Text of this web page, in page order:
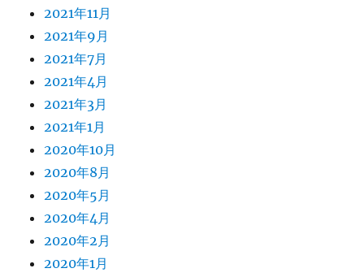
2021年11月
2021年9月
2021年7月
2021年4月
2021年3月
2021年1月
2020年10月
2020年8月
2020年5月
2020年4月
2020年2月
2020年1月